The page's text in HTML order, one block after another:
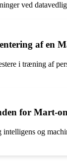
ved
af en
i træning af
for Mart-
og